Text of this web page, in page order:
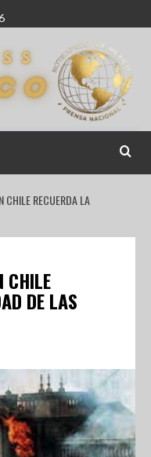
CHILE RECUERDA LA
CHILE
DE LAS